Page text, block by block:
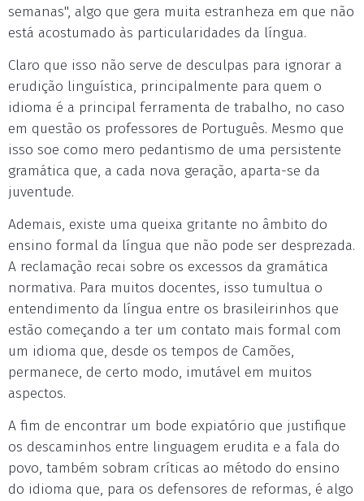
semanas", algo que gera muita estranheza em que não
está acostumado às particularidades da língua.
Claro que isso não serve de desculpas para ignorar a
erudição linguística, principalmente para quem o
idioma é a principal ferramenta de trabalho, no caso
em questão os professores de Português. Mesmo que
isso soe como mero pedantismo de uma persistente
gramática que, a cada nova geração, aparta-se da
juventude.
Ademais, existe uma queixa gritante no âmbito do
ensino formal da língua que não pode ser desprezada.
A reclamação recai sobre os excessos da gramática
normativa. Para muitos docentes, isso tumultua o
entendimento da língua entre os brasileirinhos que
estão começando a ter um contato mais formal com
um idioma que, desde os tempos de Camões,
permanece, de certo modo, imutável em muitos
aspectos.
A fim de encontrar um bode expiatório que justifique
os descaminhos entre linguagem erudita e a fala do
povo, também sobram críticas ao método do ensino
do idioma que, para os defensores de reformas, é algo